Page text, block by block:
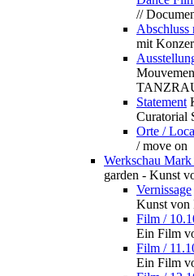
//
Abschluss
mit
Statement
Curatorial
Orte /
/ move on
Werkschau Mark
garden - Kunst
Vernissage
Kunst von
Film /
Ein Film
Film /
Ein Film